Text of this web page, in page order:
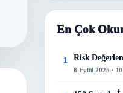
En Çok
1 Risk
8 Eylül 2025 ·